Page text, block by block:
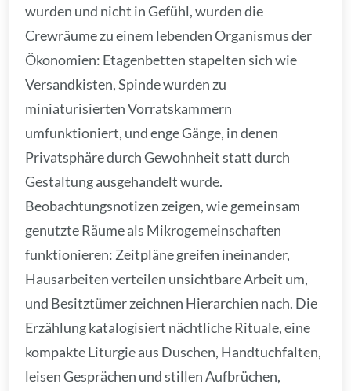
wurden und nicht in Gefühl, wurden die
Crewräume zu einem lebenden Organismus der
Ökonomien: Etagenbetten stapelten sich wie
Versandkisten, Spinde wurden zu
miniaturisierten Vorratskammern
umfunktioniert, und enge Gänge, in denen
Privatsphäre durch Gewohnheit statt durch
Gestaltung ausgehandelt wurde.
Beobachtungsnotizen zeigen, wie gemeinsam
genutzte Räume als Mikrogemeinschaften
funktionieren: Zeitpläne greifen ineinander,
Hausarbeiten verteilen unsichtbare Arbeit um,
und Besitztümer zeichnen Hierarchien nach. Die
Erzählung katalogisiert nächtliche Rituale, eine
kompakte Liturgie aus Duschen, Handtuchfalten,
leisen Gesprächen und stillen Aufbrüchen,